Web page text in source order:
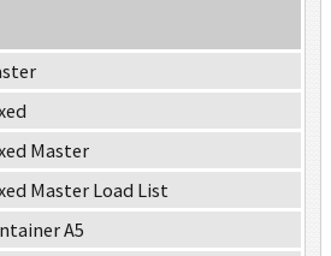
Master
Master Load List
A5